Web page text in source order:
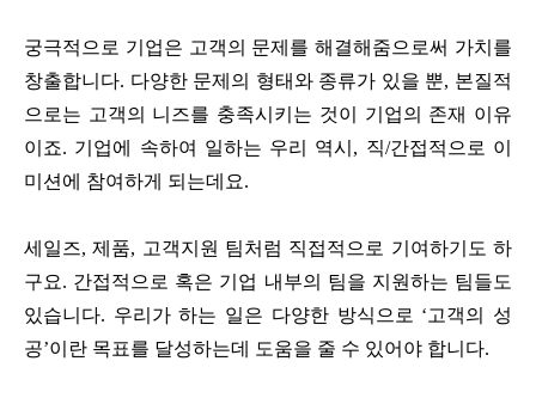
궁극적으로 기업은 고객의 문제를 해결해줌으로써 가치를
창출합니다. 다양한 문제의 형태와 종류가 있을 뿐, 본질적
으로는 고객의 니즈를 충족시키는 것이 기업의 존재 이유
이죠. 기업에 속하여 일하는 우리 역시, 직/간접적으로 이
미션에 참여하게 되는데요.
세일즈, 제품, 고객지원 팀처럼 직접적으로 기여하기도 하
구요. 간접적으로 혹은 기업 내부의 팀을 지원하는 팀들도
있습니다. 우리가 하는 일은 다양한 방식으로 ‘고객의 성
공’이란 목표를 달성하는데 도움을 줄 수 있어야 합니다.